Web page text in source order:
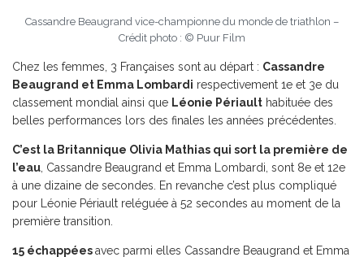
Cassandre Beaugrand vice-championne du monde de triathlon –
Crédit photo : © Puur Film
Chez les femmes, 3 Françaises sont au départ : Cassandre
Beaugrand et Emma Lombardi respectivement 1e et 3e du
classement mondial ainsi que Léonie Périault habituée des
belles performances lors des finales les années précédentes.
C’est la Britannique Olivia Mathias qui sort la première de
l’eau , Cassandre Beaugrand et Emma Lombardi, sont 8e et 12e
à une dizaine de secondes. En revanche c’est plus compliqué
pour Léonie Périault reléguée à 52 secondes au moment de la
première transition.
15 échappéesavec parmi elles Cassandre Beaugrand et Emma